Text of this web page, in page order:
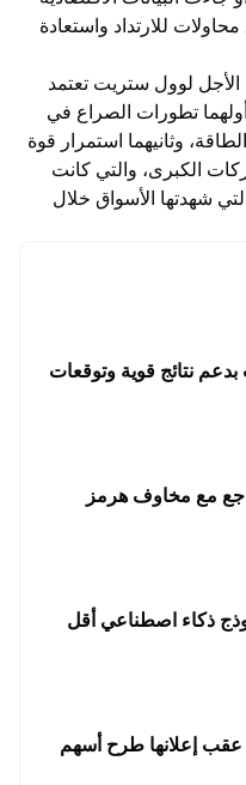
للارتداد واستعادة
لوول ستريت تعتمد
تطورات الصراع في
وثانيهما استمرار قوة
الكبرى، والتي كانت
شهدتها الأسواق خلال
نتائج قوية وتوقعات
مع مخاوف هرمز
نموذج ذكاء اصطناعي أقل
يتراجع بأكثر من 3% عقب إعلانها طرح أسهم